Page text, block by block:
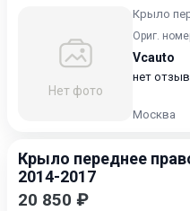
Нет фото
Крыло
Ориг.
Vcauto
нет
Москва
Крыло переднее
2014-2017
20 850 ₽